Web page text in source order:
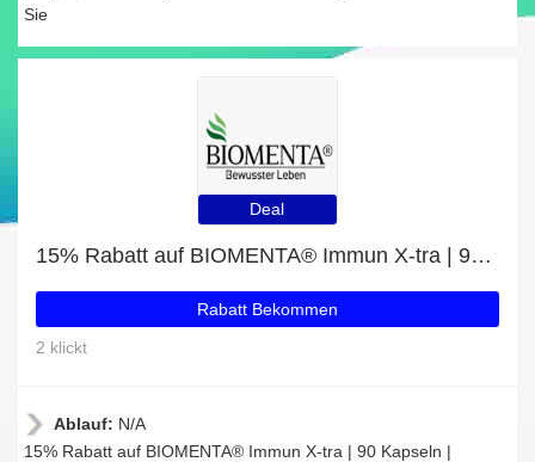
Sie
Deal
15% Rabatt auf BIOMENTA® Immun X-tra | 90 Kapseln | vegetarisch
Rabatt Bekommen
2 klickt
Ablauf: N/A
15% Rabatt auf BIOMENTA® Immun X-tra | 90 Kapseln |